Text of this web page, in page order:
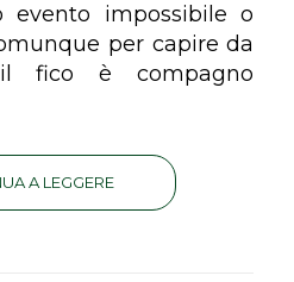
evento impossibile o
per capire da
fico è compagno
A LEGGERE